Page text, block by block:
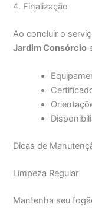
4. Finalização
Ao concluir o
Jardim Consórcio
Dicas de
Limpeza Regular
Mantenha seu